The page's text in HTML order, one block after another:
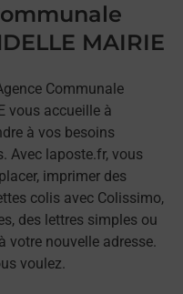
MAIRIE
Communale
vous accueille à
à vos besoins
Avec laposte.fr, vous
imprimer des
colis avec Colissimo,
des lettres simples ou
votre nouvelle adresse.
voulez.